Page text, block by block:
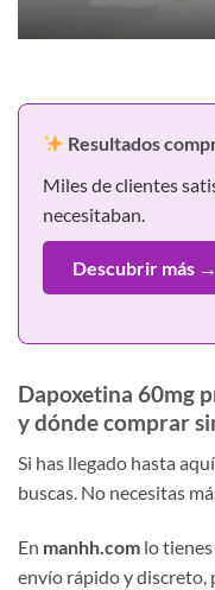
Resultados
Miles de clientes
necesitaban.
Descubrir más →
Dapoxetina 60mg
y dónde comprar
Si has llegado hasta
buscas. No necesitas
En manhh.com lo
envío rápido y discreto,